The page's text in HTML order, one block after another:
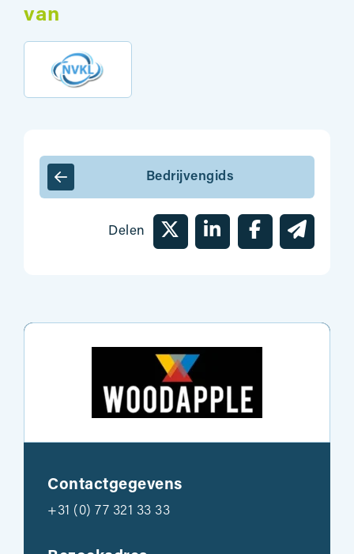
van
Bedrijvengids
Delen
Contactgegevens
+31 (0) 77 321 33 33